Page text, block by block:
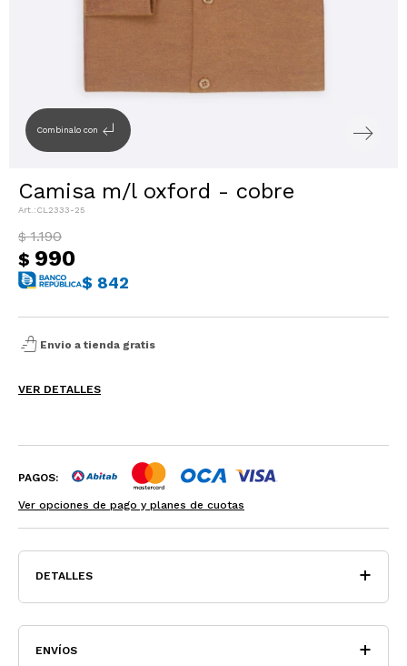
Combinalo con subdirectory_arrow_left
Camisa m/l oxford - cobre
CL2333-25
$ 990
$ 1.190
$ 842
shopping_bag_speed Envio a tienda gratis
VER DETALLES
PAGOS:
Ver opciones de pago y planes de cuotas
DETALLES
ENVÍOS